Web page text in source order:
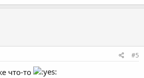
#5
что-то